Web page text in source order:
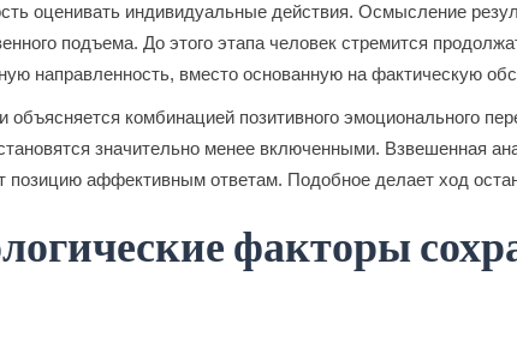
оценивать индивидуальные действия. Осмысление
подъема. До этого этапа человек стремится
направленность, вместо основанную на фактическую
комбинацией позитивного эмоционального
значительно менее включенными. Взвешенная
позицию аффективным ответам. Подобное делает ход
факторы